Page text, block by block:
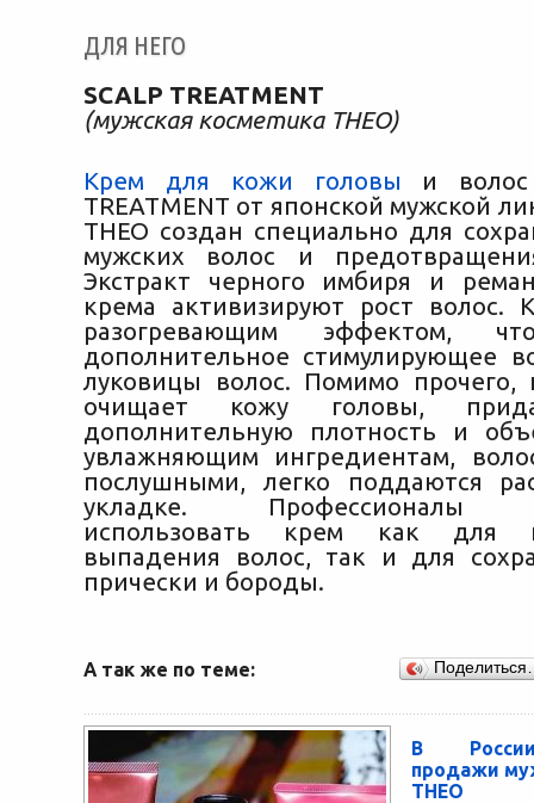
ДЛЯ НЕГО
SCALP TREATMENT
(мужская косметика THEO)
Крем для кожи головы и волос
TREATMENT от японской мужской
THEO создан специально для
мужских волос и
Экстракт черного имбиря и
крема активизируют рост волос.
разогревающим эффектом,
дополнительное стимулирующее
луковицы волос. Помимо прочего,
очищает кожу головы,
дополнительную плотность и
увлажняющим ингредиентам,
послушными, легко поддаются
укладке. Профессионалы
использовать крем как для
выпадения волос, так и для
прически и бороды.
А так же по теме:
В
продажи
THEO